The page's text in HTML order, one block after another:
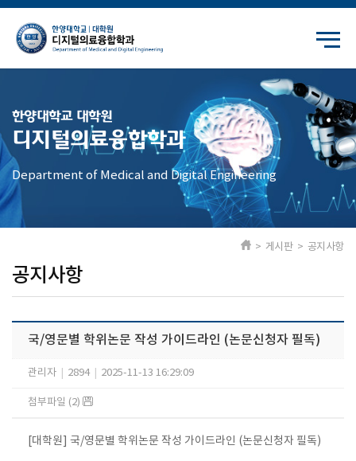
한양대학교 대학원
디지털의료융합학과
Department of Medical and Digital Engineering
공지사항
> 게시판 > 공지사항
국/영문별 학위논문 작성 가이드라인 (논문신청자 필독)
관리자 2894 2025-11-13 16:29:09
첨부파일 (2)
[대학원] 국/영문별 학위논문 작성 가이드라인 (논문신청자 필독)